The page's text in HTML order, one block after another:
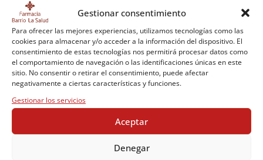
Gestionar consentimiento
Para ofrecer las mejores experiencias, utilizamos tecnologías como las
cookies para almacenar y/o acceder a la información del dispositivo. El
consentimiento de estas tecnologías nos permitirá procesar datos como
el comportamiento de navegación o las identificaciones únicas en este
sitio. No consentir o retirar el consentimiento, puede afectar
negativamente a ciertas características y funciones.
Gestionar los servicios
Aceptar
Denegar